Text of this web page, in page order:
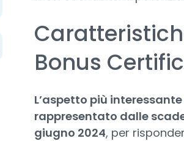
Bonus
L’aspetto più
rappresentato dalle
giugno 2024, per